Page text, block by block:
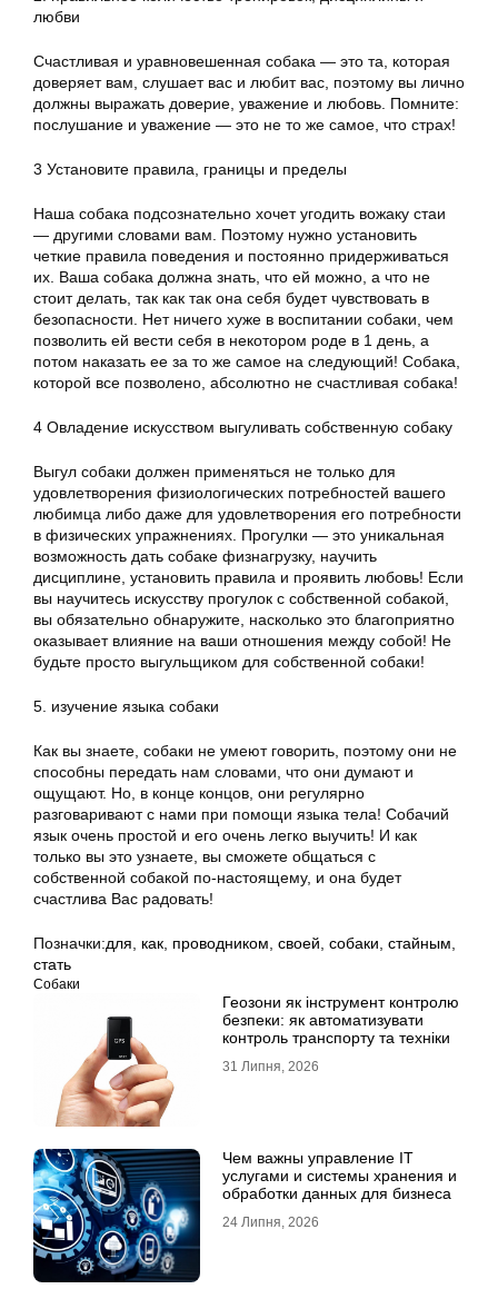
любви
Счастливая и уравновешенная собака — это та, которая
доверяет вам, слушает вас и любит вас, поэтому вы лично
должны выражать доверие, уважение и любовь. Помните:
послушание и уважение — это не то же самое, что страх!
3 Установите правила, границы и пределы
Наша собака подсознательно хочет угодить вожаку стаи
— другими словами вам. Поэтому нужно установить
четкие правила поведения и постоянно придерживаться
их. Ваша собака должна знать, что ей можно, а что не
стоит делать, так как так она себя будет чувствовать в
безопасности. Нет ничего хуже в воспитании собаки, чем
позволить ей вести себя в некотором роде в 1 день, а
потом наказать ее за то же самое на следующий! Собака,
которой все позволено, абсолютно не счастливая собака!
4 Овладение искусством выгуливать собственную собаку
Выгул собаки должен применяться не только для
удовлетворения физиологических потребностей вашего
любимца либо даже для удовлетворения его потребности
в физических упражнениях. Прогулки — это уникальная
возможность дать собаке физнагрузку, научить
дисциплине, установить правила и проявить любовь! Если
вы научитесь искусству прогулок с собственной собакой,
вы обязательно обнаружите, насколько это благоприятно
оказывает влияние на ваши отношения между собой! Не
будьте просто выгульщиком для собственной собаки!
5. изучение языка собаки
Как вы знаете, собаки не умеют говорить, поэтому они не
способны передать нам словами, что они думают и
ощущают. Но, в конце концов, они регулярно
разговаривают с нами при помощи языка тела! Собачий
язык очень простой и его очень легко выучить! И как
только вы это узнаете, вы сможете общаться с
собственной собакой по-настоящему, и она будет
счастлива Вас радовать!
Позначки:для как проводником своей собаки стайным
стать
Собаки
Геозони як інструмент контролю
безпеки: як автоматизувати
контроль транспорту та техніки
31 Липня, 2026
Чем важны управление IT
услугами и системы хранения и
обработки данных для бизнеса
24 Липня, 2026